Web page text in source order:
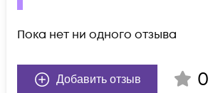
Пока нет ни одного отзыва
Добавить отзыв 0